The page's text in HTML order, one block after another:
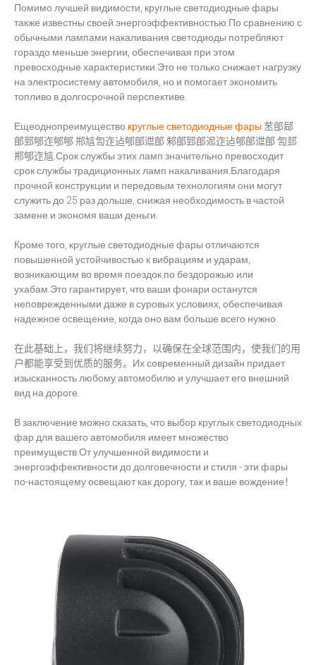
Помимо лучшей видимости, круглые светодиодные фары
также известны своей энергоэффективностью.По сравнению с
обычными лампами накаливания светодиоды потребляют
гораздо меньше энергии, обеспечивая при этом
превосходные характеристики.Это не только снижает нагрузку
на электросистему автомобиля, но и помогает экономить
топливо в долгосрочной перспективе.
Ещеоднопреимущество круглые светодиодные фары苤郋郈
郋郅郇迮郇郇 郱訄訇迮迠郇郋迣郋 邾郋郅郋迡迮迠郇郋迣郋 訇邽
郱郇迮訄.Срок службы этих ламп значительно превосходит
срок службы традиционных ламп накаливания.Благодаря
прочной конструкции и передовым технологиям они могут
служить до 25 раз дольше, снижая необходимость в частой
замене и экономя ваши деньги.
Кроме того, круглые светодиодные фары отличаются
повышенной устойчивостью к вибрациям и ударам,
возникающим во время поездок по бездорожью или
ухабам.Это гарантирует, что ваши фонари останутся
неповрежденными даже в суровых условиях, обеспечивая
надежное освещение, когда оно вам больше всего нужно.
在此基础上，我们将继续努力，以确保在全球范围内，使我们的用
户都能享受到优质的服务。Их современный дизайн придает
изысканность любому автомобилю и улучшает его внешний
вид на дороге.
В заключение можно сказать, что выбор круглых светодиодных
фар для вашего автомобиля имеет множество
преимуществ.От улучшенной видимости и
энергоэффективности до долговечности и стиля - эти фары
по-настоящему освещают как дорогу, так и ваше вождение！